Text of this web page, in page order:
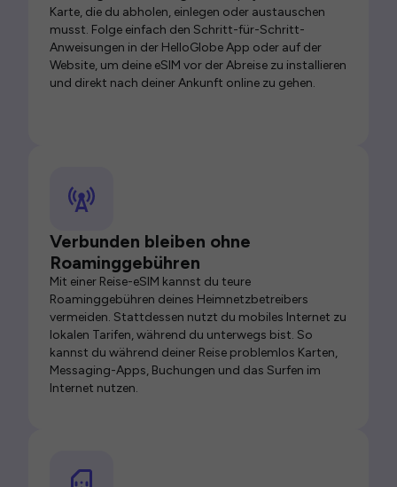
Karte, die du abholen, einlegen oder austauschen
musst. Folge einfach den Schritt-für-Schritt-
Anweisungen in der HelloGlobe App oder auf der
Website, um deine eSIM vor der Abreise zu installieren
und direkt nach deiner Ankunft online zu gehen.
Verbunden bleiben ohne
Roaminggebühren
Mit einer Reise-eSIM kannst du teure
Roaminggebühren deines Heimnetzbetreibers
vermeiden. Stattdessen nutzt du mobiles Internet zu
lokalen Tarifen, während du unterwegs bist. So
kannst du während deiner Reise problemlos Karten,
Messaging-Apps, Buchungen und das Surfen im
Internet nutzen.